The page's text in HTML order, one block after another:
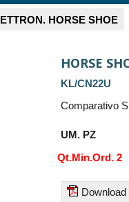
HORSE SHOE
HORSE
KL/CN22U
Comparativo
UM. PZ
Qt.Min.Ord. 2